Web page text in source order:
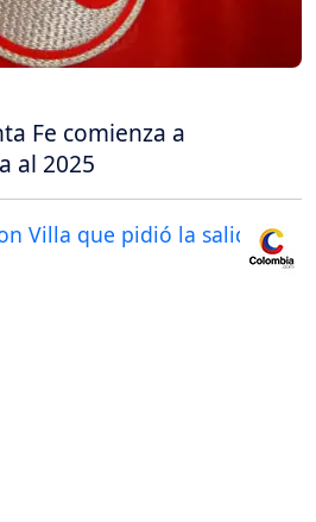
Fe comienza a
al 2025